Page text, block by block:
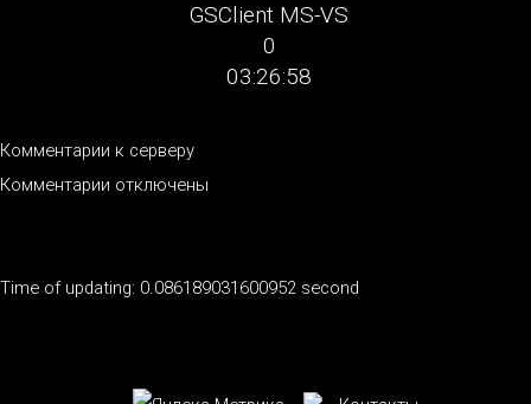
GSClient MS-VS
0
03:26:58
Комментарии к серверу
Комментарии отключены
Time of updating: 0.086189031600952 second